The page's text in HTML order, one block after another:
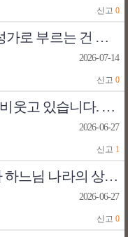
신고 0
르는 건 괜찮은가요
2026-07-14
신고 0
99년부터 바뀌기 시작합니다)
2026-06-27
신고 1
서 울며 이를 갈 것이다.”>>>프리메이슨들아 웃지마라
2026-06-27
신고 0